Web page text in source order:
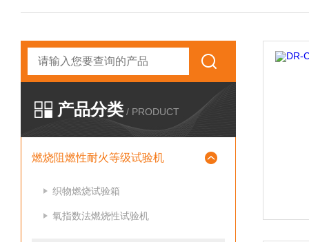
产品分类 / PRODUCT
燃烧阻燃性耐火等级试验机
织物燃烧试验箱
氧指数法燃烧性试验机